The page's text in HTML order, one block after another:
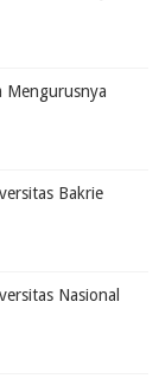
Mengurusnya
Bakrie
Nasional